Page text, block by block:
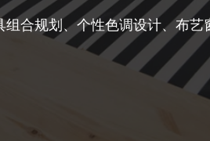
合规划、个性色调设计、布